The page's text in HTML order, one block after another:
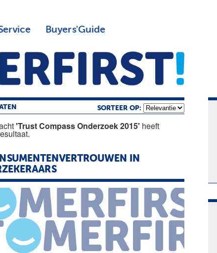
Buyers'Guide
SORTEER OP:
'Trust Compass Onderzoek 2015' heeft
IN